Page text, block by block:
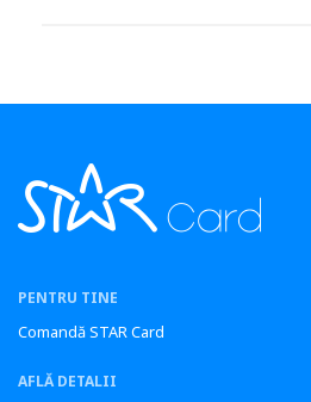
PENTRU TINE
Comandă STAR Card
AFLĂ DETALII